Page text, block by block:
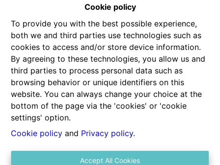
Cookie policy
To provide you with the best possible experience,
both we and third parties use technologies such as
cookies to access and/or store device information.
By agreeing to these technologies, you allow us and
third parties to process personal data such as
browsing behavior or unique identifiers on this
website. You can always change your choice at the
bottom of the page via the 'cookies' or 'cookie
settings' option.
Cookie policy and Privacy policy.
Accept All Cookies
Hiernaast begeleiden we onze kopers ook bij het
aanvragen van de kredieten, de sociale leningen,
verhuringen, contact met de betreffende instellingen,…
échte service op maat. Inderdaad, wij doen altijd dat
ietsje meer voor onze klanten.